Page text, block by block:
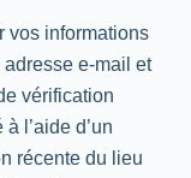
vos informations
e-mail et
vérification
l’aide d’un
récente du lieu